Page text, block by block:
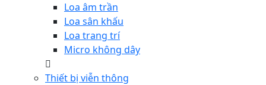
Loa âm trần
Loa sân khấu
Loa trang trí
Micro không dây
Thiết bị viễn thông